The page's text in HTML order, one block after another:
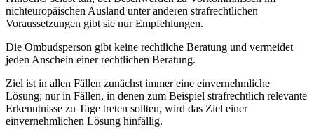
nichteuropäischen Ausland unter anderen strafrechtlichen
Voraussetzungen gibt sie nur Empfehlungen.
Die Ombudsperson gibt keine rechtliche Beratung und vermeidet
jeden Anschein einer rechtlichen Beratung.
Ziel ist in allen Fällen zunächst immer eine einvernehmliche
Lösung; nur in Fällen, in denen zum Beispiel strafrechtlich relevante
Erkenntnisse zu Tage treten sollten, wird das Ziel einer
einvernehmlichen Lösung hinfällig.